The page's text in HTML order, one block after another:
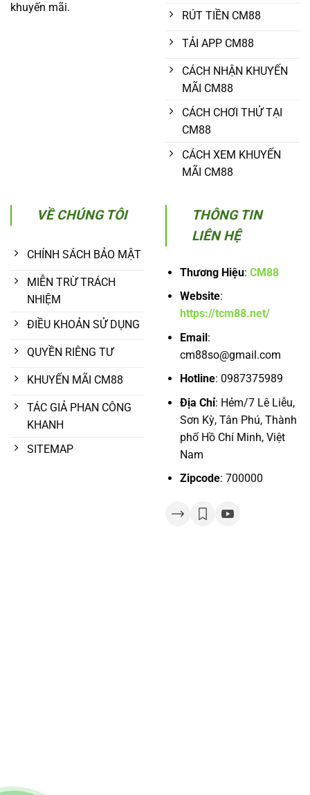
khuyến mãi.
RÚT TIỀN CM88
TẢI APP CM88
CÁCH NHẬN KHUYẾN
MÃI CM88
CÁCH CHƠI THỬ TẠI
CM88
CÁCH XEM KHUYẾN
MÃI CM88
VỀ CHÚNG TÔI
CHÍNH SÁCH BẢO MẬT
MIỄN TRỪ TRÁCH
NHIỆM
ĐIỀU KHOẢN SỬ DỤNG
QUYỀN RIÊNG TƯ
KHUYẾN MÃI CM88
TÁC GIẢ PHAN CÔNG
KHANH
SITEMAP
THÔNG TIN
LIÊN HỆ
Thương Hiệu: CM88
Website:
https://tcm88.net/
Email:
cm88so@gmail.com
Hotline: 0987375989
Địa Chỉ: Hẻm/7 Lê Liễu,
Sơn Kỳ, Tân Phú, Thành
phố Hồ Chí Minh, Việt
Nam
Zipcode: 700000